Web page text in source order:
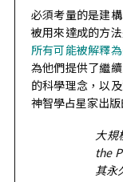
必須考量的是建
被用來達成的方
所有可能被解釋
為他們提供了繼
的科學理念，以
神智學占星家出版
大規
the
其永